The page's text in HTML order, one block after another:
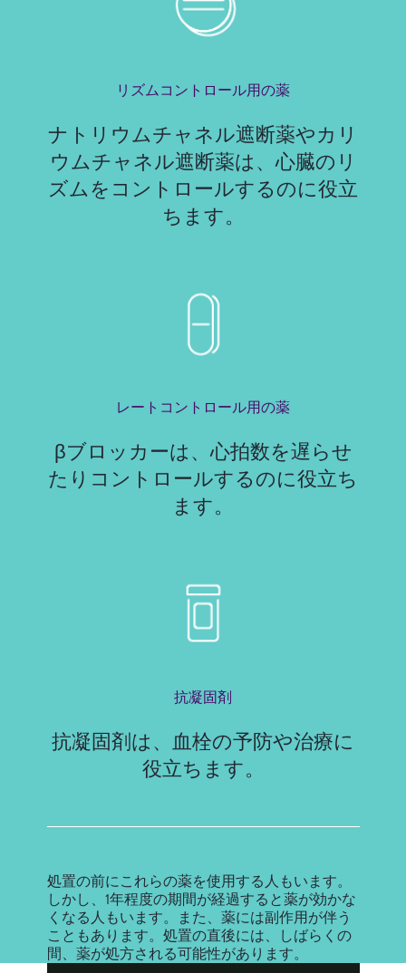
リズムコントロール用の薬
ナトリウムチャネル遮断薬やカリ
ウムチャネル遮断薬は、心臓のリ
ズムをコントロールするのに役立
ちます。
レートコントロール用の薬
βブロッカーは、心拍数を遅らせ
たりコントロールするのに役立ち
ます。
抗凝固剤
抗凝固剤は、血栓の予防や治療に
役立ちます。
処置の前にこれらの薬を使用する人もいます。
しかし、1年程度の期間が経過すると薬が効かな
くなる人もいます。また、薬には副作用が伴う
こともあります。処置の直後には、しばらくの
間、薬が処方される可能性があります。